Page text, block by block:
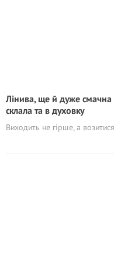
Лінива, ще й дуже смачна
склала та в духовку
Виходить не гірше, а